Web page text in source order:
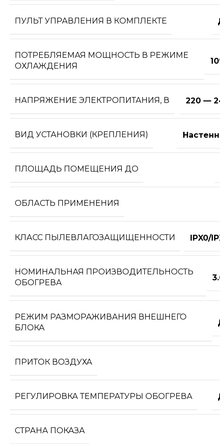
ПУЛЬТ УПРАВЛЕНИЯ В КОМПЛЕКТЕ
ПОТРЕБЛЯЕМАЯ МОЩНОСТЬ В РЕЖИМЕ
ОХЛАЖДЕНИЯ
НАПРЯЖЕНИЕ ЭЛЕКТРОПИТАНИЯ, В 220 —
ВИД УСТАНОВКИ (КРЕПЛЕНИЯ)
ПЛОЩАДЬ ПОМЕЩЕНИЯ ДО
ОБЛАСТЬ ПРИМЕНЕНИЯ
КЛАСС ПЫЛЕВЛАГОЗАЩИЩЕННОСТИ IPX0/
НОМИНАЛЬНАЯ ПРОИЗВОДИТЕЛЬНОСТЬ
ОБОГРЕВА
РЕЖИМ РАЗМОРАЖИВАНИЯ ВНЕШНЕГО
БЛОКА
ПРИТОК ВОЗДУХА
РЕГУЛИРОВКА ТЕМПЕРАТУРЫ ОБОГРЕВА
СТРАНА ПОКАЗА